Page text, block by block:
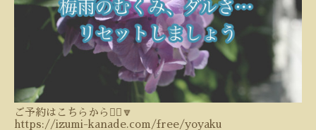
ご予約はこちらから💁‍♀️🔽
https://izumi-kanade.com/free/yoyaku